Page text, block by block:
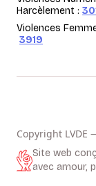
Harcèlement :
Violences
3919
Copyright LVDE
Site web
avec amour,